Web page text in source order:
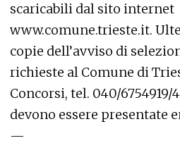
scaricabili dal sito internet
www.comune.trieste.it.
copie dell’avviso di
richieste al Comune di
Concorsi, tel. 040/6754919/
devono essere presentate
—